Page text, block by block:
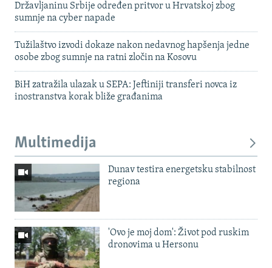
Državljaninu Srbije određen pritvor u Hrvatskoj zbog
sumnje na cyber napade
Tužilaštvo izvodi dokaze nakon nedavnog hapšenja jedne
osobe zbog sumnje na ratni zločin na Kosovu
BiH zatražila ulazak u SEPA: Jeftiniji transferi novca iz
inostranstva korak bliže građanima
Multimedija
Dunav testira energetsku stabilnost
regiona
'Ovo je moj dom': Život pod ruskim
dronovima u Hersonu